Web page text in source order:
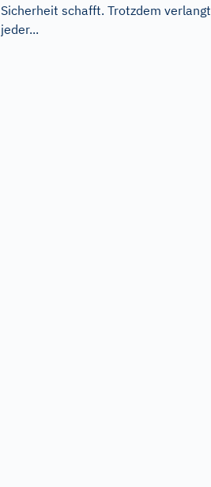
Sicherheit schafft. Trotzdem verlangt
jeder...